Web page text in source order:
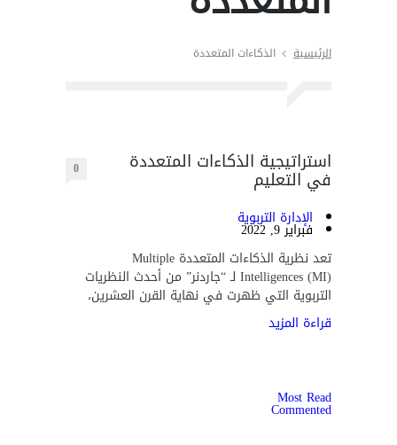
الرئيسية الذكاءات المتعددة
استراتيجية الذكاءات المتعددة
في التعليم 0
الإدارة التربوية
فبراير 9, 2022
تعد نظرية الذكاءات المتعددة Multiple
Intelligences (MI) لـ “جاردنر” من أحدث النظريات
التربوية التي ظهرت في نهاية القرن العشرين،
قراءة المزيد
Most Read
Commented